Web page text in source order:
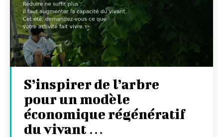
S’inspirer de l’arbre
pour un modèle
économique régénératif
du vivant …